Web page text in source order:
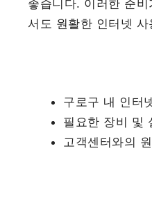
좋습니다. 이러한 준
서도 원활한 인터넷
구로구 내 인터
필요한 장비 및
고객센터와의